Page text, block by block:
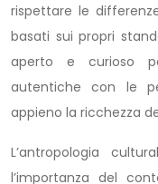
rispettare le
basati sui propri
aperto e curioso
autentiche con le
appieno la ricchezza
L’antropologia
l’importanza del